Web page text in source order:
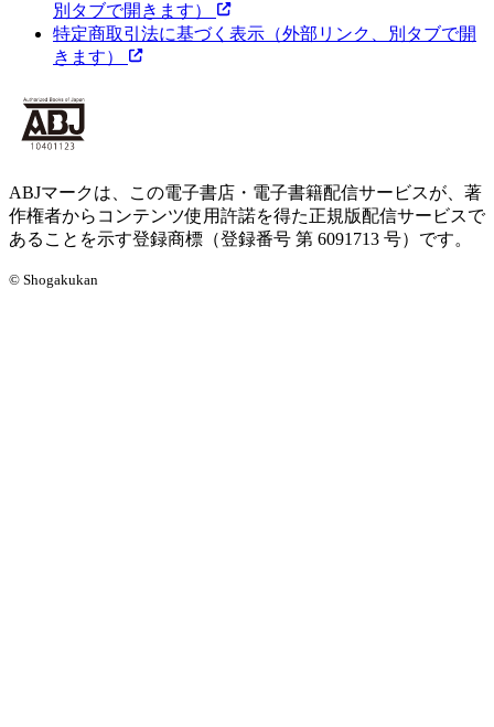
別タブで開きます）
特定商取引法に基づく表示 （外部リンク、別タブで開
きます）
ABJマークは、この電子書店・電子書籍配信サービスが、著
作権者からコンテンツ使用許諾を得た正規版配信サービスで
あることを示す登録商標（登録番号 第 6091713 号）です。
© Shogakukan